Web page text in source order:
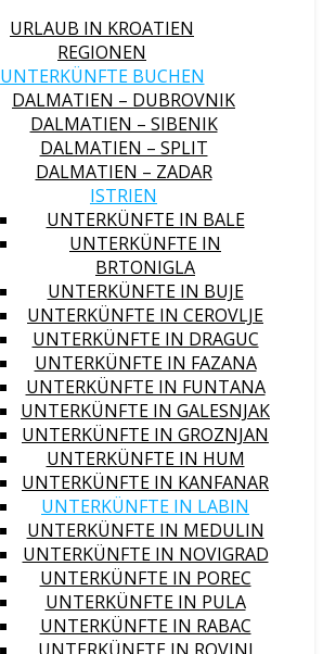
URLAUB IN KROATIEN
REGIONEN
UNTERKÜNFTE BUCHEN
DALMATIEN – DUBROVNIK
DALMATIEN – SIBENIK
DALMATIEN – SPLIT
DALMATIEN – ZADAR
ISTRIEN
UNTERKÜNFTE IN BALE
UNTERKÜNFTE IN
BRTONIGLA
UNTERKÜNFTE IN BUJE
UNTERKÜNFTE IN CEROVLJE
UNTERKÜNFTE IN DRAGUC
UNTERKÜNFTE IN FAZANA
UNTERKÜNFTE IN FUNTANA
UNTERKÜNFTE IN GALESNJAK
UNTERKÜNFTE IN GROZNJAN
UNTERKÜNFTE IN HUM
UNTERKÜNFTE IN KANFANAR
UNTERKÜNFTE IN LABIN
UNTERKÜNFTE IN MEDULIN
UNTERKÜNFTE IN NOVIGRAD
UNTERKÜNFTE IN POREC
UNTERKÜNFTE IN PULA
UNTERKÜNFTE IN RABAC